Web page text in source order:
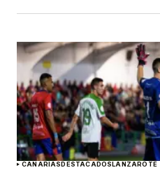
CANARIASDESTACADOSLANZAROTE